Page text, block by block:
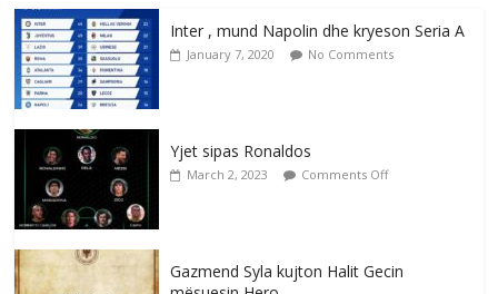
Inter , mund Napolin dhe kryeson Seria A
January 7, 2020 No Comments
Yjet sipas Ronaldos
March 2, 2023 Comments Off
Gazmend Syla kujton Halit Gecin